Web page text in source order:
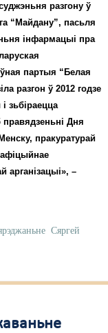
разгону ў
“Майдану”, пасьля
інфармацыі пра
партыя “Белая
разгон ў 2012 годзе
зьбіраецца
Дня
пракуратурай
арганізацыі», –
Сяргей